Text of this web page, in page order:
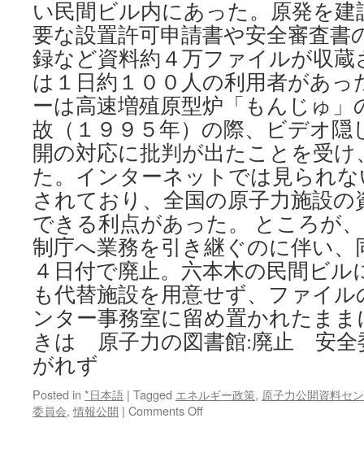
い民間ビル内にあった。原発を
要な設置許可申請書や安全審査書
録など資料約４万ファイルが収蔵
は１日約１００人の利用者があ
ーは高速増殖原型炉「もんじゅ
故（１９９５年）の際、ビデオ隠
開の対応に批判が出たことを受
た。インターネットでは見られ
されており、全国の原子力施設
できる利点があった。 ところが
制庁へ業務を引き継ぐのに伴い
４日付で廃止。六本木の民間ビ
も代替施設を用意せず、ファイ
ンター事務室に留め置かれたま
きは 原子力の図書館:廃止 安全
がれず
Posted in *日本語 | Tagged エネルギー政策, 原子力公開資料セ
委員会,情報公開 | Comments Offon